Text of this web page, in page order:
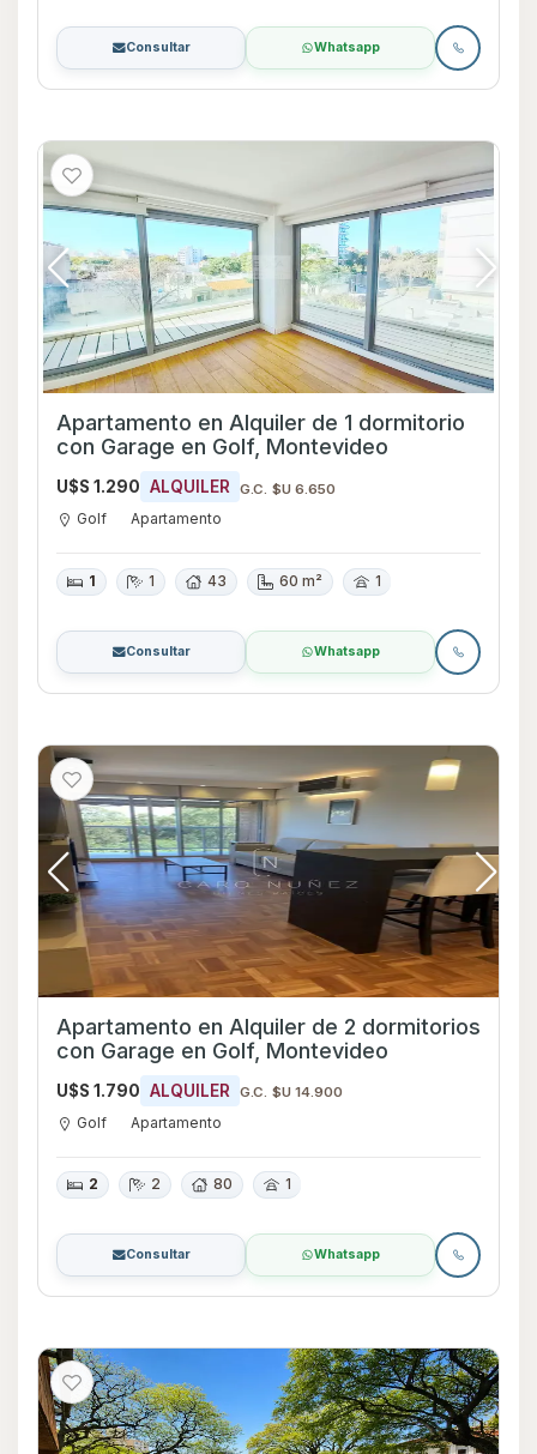
Consultar Whatsapp
Apartamento en Alquiler de 1 dormitorio
con Garage en Golf, Montevideo
U$S 1.290 ALQUILER G.C. $U 6.650
Golf Apartamento
1 1 43 60 m² 1
Consultar Whatsapp
Apartamento en Alquiler de 2 dormitorios
con Garage en Golf, Montevideo
U$S 1.790 ALQUILER G.C. $U 14.900
Golf Apartamento
2 2 80 1
Consultar Whatsapp